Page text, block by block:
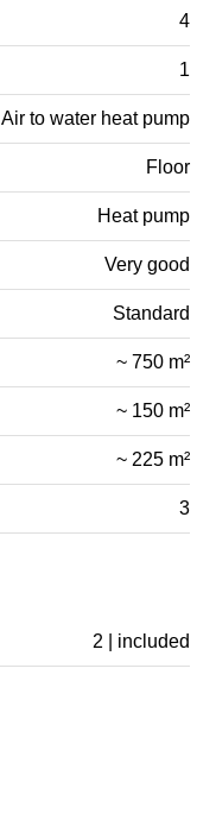
4
1
Air to water heat pump
Floor
Heat pump
Very good
Standard
~ 750 m²
~ 150 m²
~ 225 m²
3
2 | included